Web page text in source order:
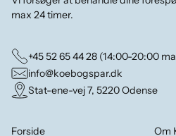
max 24 timer.
+45 52 65 44 28 (14:00-20:00
info@koebogspar.dk
Stat-ene-vej 7, 5220 Odense
Forside Om